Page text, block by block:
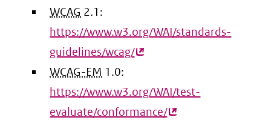
WCAG 2.1:
https://www.w3.org/WAI/standards-
guidelines/wcag/(externe
WCAG-EM 1.0:
https://www.w3.org/WAI/test-
evaluate/conformance/(externe